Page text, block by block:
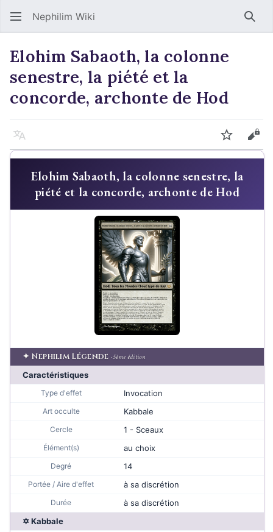
Nephilim Wiki
Elohim Sabaoth, la colonne
senestre, la piété et la
concorde, archonte de Hod
Langue Suivre
Elohim Sabaoth, la colonne senestre, la
piété et la concorde, archonte de Hod
✦ Nephilim Légende · 5ème édition
Caractéristiques
Type d'effet Invocation
Art occulte Kabbale
Cercle 1 - Sceaux
Élément(s) au choix
Degré 14
Portée / Aire d'effet à sa discrétion
Durée
à sa discrétion
✡ Kabbale